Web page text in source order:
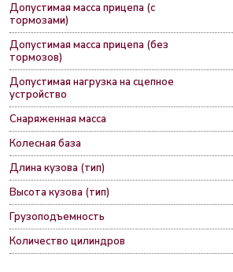
Допустимая масса прицепа (с
тормозами)
Допустимая масса прицепа (без
тормозов)
Допустимая нагрузка на сцепное
устройство
Снаряженная масса
Колесная база
Длина кузова (тип)
Высота кузова (тип)
Грузоподъемность
Количество цилиндров